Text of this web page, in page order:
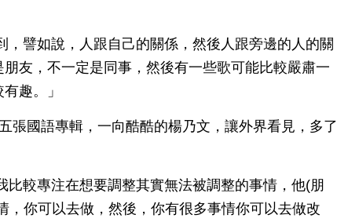
，譬如說，人跟自己的關係，然後人跟旁邊的人的關
友，不一定是同事，然後有一些歌可能比較嚴肅一
趣。」
張國語專輯，一向酷酷的楊乃文，讓外界看見，多了
比較專注在想要調整其實無法被調整的事情，他(朋
，你可以去做，然後，你有很多事情你可以去做改